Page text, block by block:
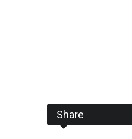
Share